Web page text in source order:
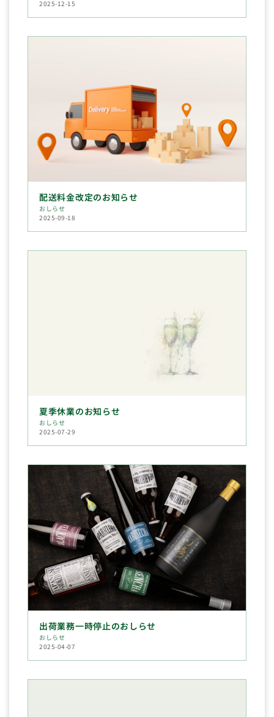
2025-12-15
配送料金改定のお知らせ
おしらせ
2025-09-18
夏季休業のお知らせ
おしらせ
2025-07-29
出荷業務一時停止のおしらせ
おしらせ
2025-04-07